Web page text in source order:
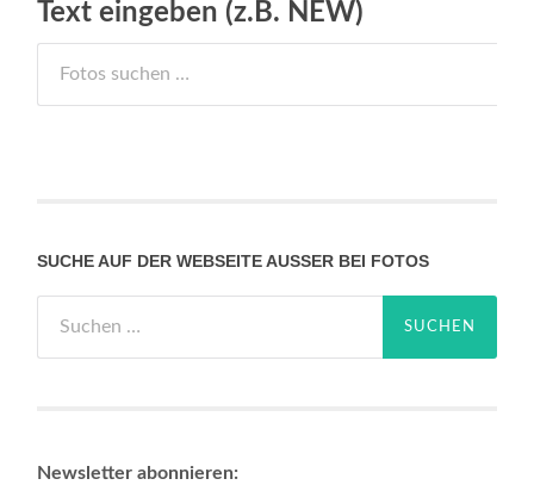
Text eingeben (z.B. NEW)
SUCHE AUF DER WEBSEITE AUSSER BEI FOTOS
nach:
Newsletter abonnieren: